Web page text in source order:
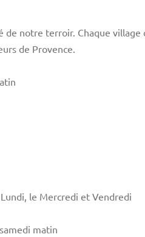
notre terroir. Chaque village
de Provence.
le Mercredi et Vendredi
matin